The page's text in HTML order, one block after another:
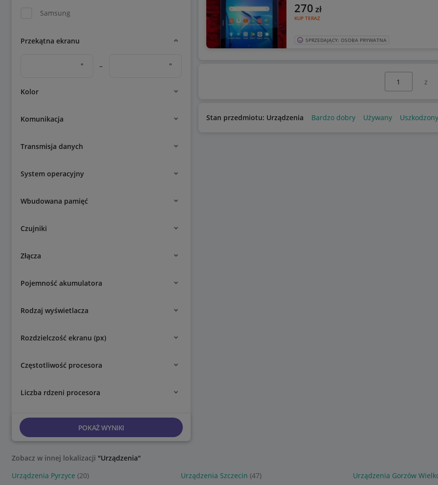
Samsung
Przekątna ekranu
" – "
Kolor
Komunikacja
Transmisja danych
System operacyjny
Wbudowana pamięć
Czujniki
Złącza
Pojemność akumulatora
Rodzaj wyświetlacza
Rozdzielczość ekranu (px)
Częstotliwość procesora
Liczba rdzeni procesora
POKAŻ WYNIKI
KUP TERAZ
270 zł
SPRZEDAJĄCY: OSOBA PRYWATNA
z
Stan przedmiotu: Urządzenia Bardzo dobry Używany Uszkodzony
Zobacz w innej lokalizacji "Urządzenia"
Urządzenia Pyrzyce (20) Urządzenia Szczecin (47) Urządzenia Gorzów